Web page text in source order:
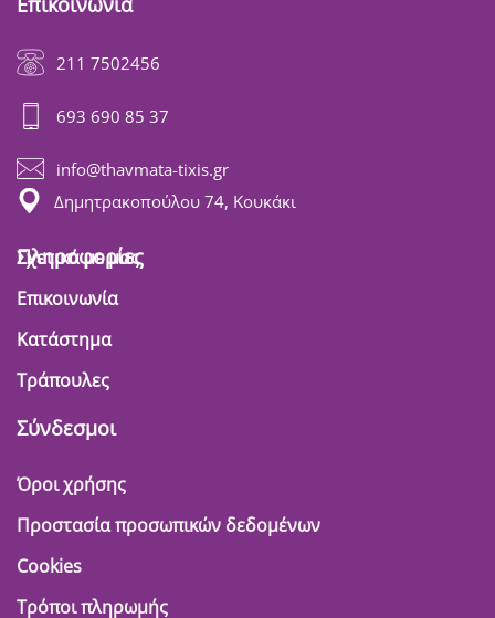
211 7502456
693 690 85 37
info@thavmata-tixis.gr
Δημητρακοπούλου 74, Κουκάκι
Πληροφορίες
Σχετικά με μας
Επικοινωνία
Κατάστημα
Τράπουλες
Σύνδεσμοι
Όροι χρήσης
Προστασία προσωπικών δεδομένων
Cookies
Τρόποι πληρωμής